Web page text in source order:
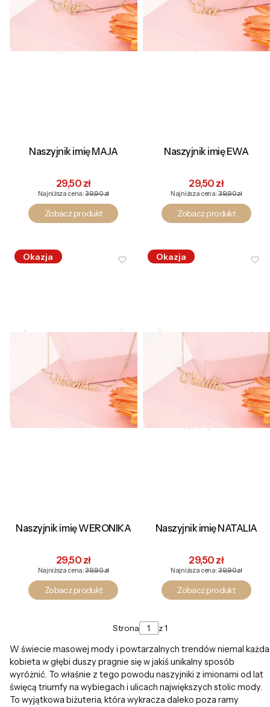
Naszyjnik imię MAJA
Cena promocyjna
29,50 zł
Najniższa cena:39,90 zł
Zobacz produkt
Naszyjnik imię EWA
Cena promocyjna
29,50 zł
Najniższa cena:39,90 zł
Zobacz produkt
Okazja
Naszyjnik imię WERONIKA
Cena promocyjna
29,50 zł
Najniższa cena:39,90 zł
Zobacz produkt
Okazja
Naszyjnik imię NATALIA
Cena promocyjna
29,50 zł
Najniższa cena:39,90 zł
Zobacz produkt
Strona
z 1
W świecie masowej mody i powtarzalnych trendów niemal każda
kobieta w głębi duszy pragnie się w jakiś unikalny sposób
wyróżnić. To właśnie z tego powodu naszyjniki z imionami od lat
święcą triumfy na wybiegach i ulicach największych stolic mody.
To wyjątkowa biżuteria, która wykracza daleko poza ramy